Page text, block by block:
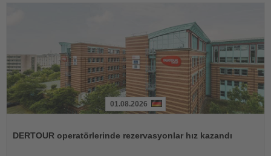
01.08.2026
DERTOUR operatörlerinde rezervasyonlar hız kazandı